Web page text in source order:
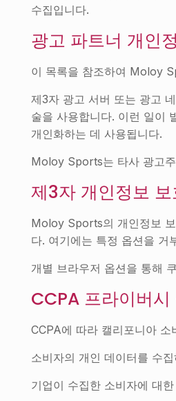
수집입니다.
광고 파트너 개인
이 목록을 참조하여 Moloy
제3자 광고 서버 또는 광고
술을 사용합니다. 이런 일이
개인화하는 데 사용됩니다.
Moloy Sports는 타사 광고
제3자 개인정보 보
Moloy Sports의 개인정보
다. 여기에는 특정 옵션을 거
개별 브라우저 옵션을 통해
CCPA 프라이버
CCPA에 따라 캘리포니아
소비자의 개인 데이터를 수
기업이 수집한 소비자에 대